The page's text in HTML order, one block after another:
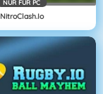
NÜR FÜR PC
NitroClash.io